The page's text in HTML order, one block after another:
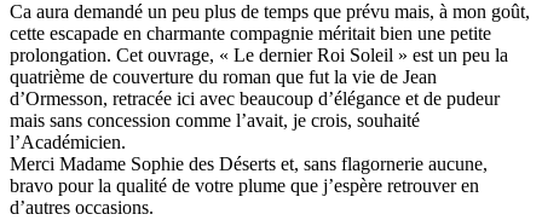
Ca aura demandé un peu plus de temps que prévu mais, à mon goût,
cette escapade en charmante compagnie méritait bien une petite
prolongation. Cet ouvrage, « Le dernier Roi Soleil » est un peu la
quatrième de couverture du roman que fut la vie de Jean
d’Ormesson, retracée ici avec beaucoup d’élégance et de pudeur
mais sans concession comme l’avait, je crois, souhaité
l’Académicien.
Merci Madame Sophie des Déserts et, sans flagornerie aucune,
bravo pour la qualité de votre plume que j’espère retrouver en
d’autres occasions.